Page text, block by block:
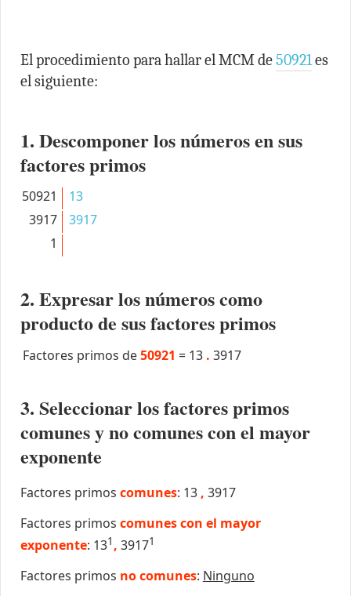
El procedimiento para hallar el MCM de50921es
el siguiente:
1. Descomponer los números en sus
factores primos
50921
13
3917
3917
1
2. Expresar los números como
producto de sus factores primos
Factores primos de50921 = 13 . 3917
3. Seleccionar los factores primos
comunes y no comunes con el mayor
exponente
Factores primos comunes: 13 , 3917
Factores primos comunes con el mayor
exponente: 131 , 39171
Factores primos no comunes: Ninguno